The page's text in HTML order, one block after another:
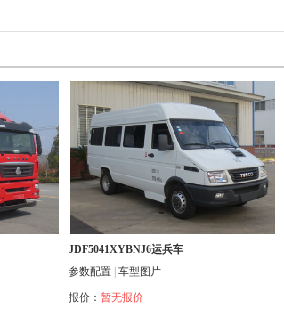
JDF5041XYBNJ6运兵车
参数配置 车型图片
报价： 暂无报价